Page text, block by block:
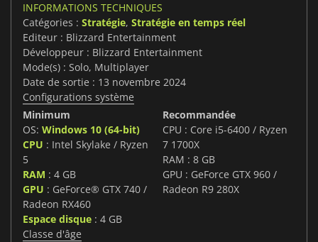
INFORMATIONS TECHNIQUES
Catégories : Stratégie, Stratégie en temps réel
Editeur : Blizzard Entertainment
Développeur : Blizzard Entertainment
Mode(s) : Solo, Multiplayer
Date de sortie : 13 novembre 2024
Configurations système
Minimum
OS: Windows 10 (64-bit)
CPU : Intel Skylake / Ryzen
5
RAM : 4 GB
GPU : GeForce® GTX 740 /
Radeon RX460
Espace disque : 4 GB
Recommandée
CPU : Core i5-6400 / Ryzen
7 1700X
RAM : 8 GB
GPU : GeForce GTX 960 /
Radeon R9 280X
Classe d'âge